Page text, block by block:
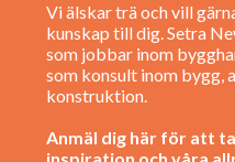
Vi älskar trä och vill
kunskap till dig. Setra
som jobbar inom
som konsult inom bygg,
konstruktion.
Anmäl dig här för att